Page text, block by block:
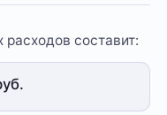
составит: